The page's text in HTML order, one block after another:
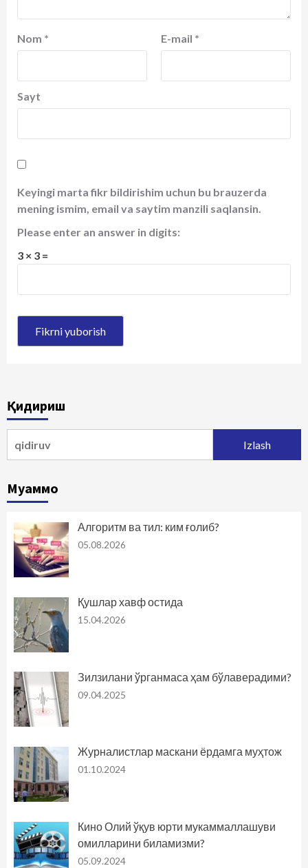
Nom * E-mail *
Sayt
Keyingi marta fikr bildirishim uchun bu brauzerda
mening ismim, email va saytim manzili saqlansin.
Please enter an answer in digits:
3 × 3 =
Қидириш
Муаммо
Алгоритм ва тил: ким ғолиб?
05.08.2026
Қушлар хавф остида
15.04.2026
Зилзилани ўрганмаса ҳам бўлаверадими?
09.04.2025
Журналистлар маскани ёрдамга муҳтож
01.10.2024
Кино Олий ўқув юрти мукаммаллашуви
омилларини биламизми?
05.09.2024